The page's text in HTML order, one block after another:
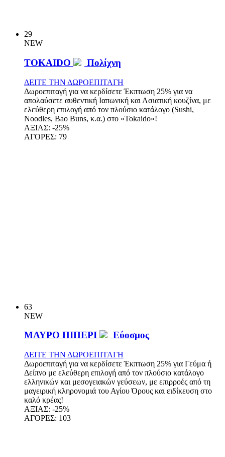
29
NEW
TOKAIDO Πολίχνη
ΔΕΙΤΕ ΤΗΝ ΔΩΡΟΕΠΙΤΑΓΗ
Δωροεπιταγή για να κερδίσετε Έκπτωση 25% για να
απολαύσετε αυθεντική Ιαπωνική και Ασιατική κουζίνα, με
ελεύθερη επιλογή από τον πλούσιο κατάλογο (Sushi,
Noodles, Bao Buns, κ.α.) στο «Tokaido»!
ΑΞΙΑΣ: -25%
ΑΓΟΡΕΣ: 79
63
NEW
ΜΑΥΡΟ ΠΙΠΕΡΙ Εύοσμος
ΔΕΙΤΕ ΤΗΝ ΔΩΡΟΕΠΙΤΑΓΗ
Δωροεπιταγή για να κερδίσετε Έκπτωση 25% για Γεύμα ή
Δείπνο με ελεύθερη επιλογή από τον πλούσιο κατάλογο
ελληνικών και μεσογειακών γεύσεων, με επιρροές από τη
μαγειρική κληρονομιά του Αγίου Όρους και ειδίκευση στο
καλό κρέας!
ΑΞΙΑΣ: -25%
ΑΓΟΡΕΣ: 103